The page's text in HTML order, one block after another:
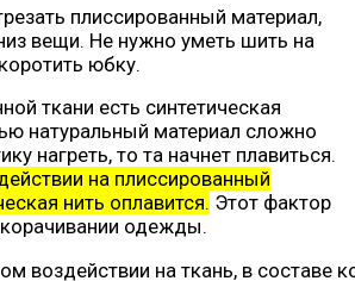
плиссированный материал,
вещи. Не нужно уметь шить на
юбку.
ткани есть синтетическая
натуральный материал сложно
нагреть, то та начнет плавиться.
на плиссированный
нить оплавится. Этот фактор
одежды.